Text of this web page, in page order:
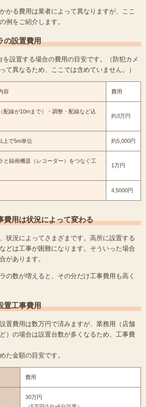
かる費用は業者によって異なりますが、ここ
例をご紹介します。
の設置費用
設置する場合の費用の目安です。（防犯カメ
て異なるため、ここでは含めていません。）
容 費用
配線が10mまで）・調整・配線など込
約3万円
上で5m単位 約5,000円
と録画機器（レコーダー）をつなぐ工
1万円
4,5000円
費用は状況によって変わる
状況によってさまざまです。高所に設置する
どは工事が困難になります。そういった場合
があります。
の数が増えると、その分だけ工事費用も高く
置工事費用
置費用は数万円で済みますが、業務用（店舗
）の場合は設置台数が多くなるため、工事費
た金額の目安です。
費用
30万円